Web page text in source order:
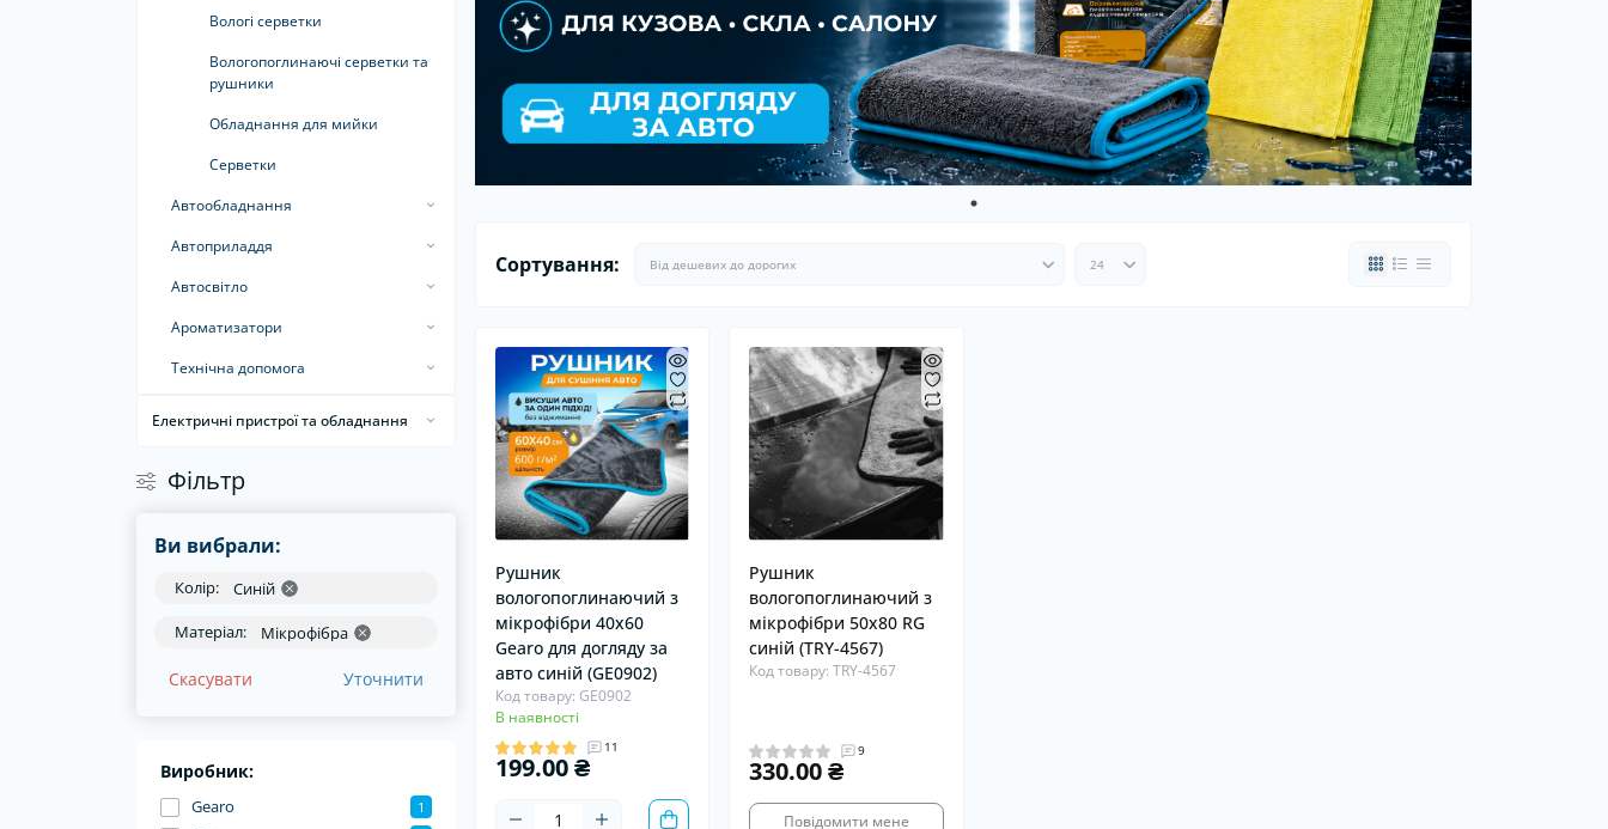
Світлодіодні автолампи
Ароматизатори в машину
Ароматизатори для дому та
офісу
Герметики шин
Пуско-зарядні пристрої
Стартові дроти
Вологі серветки
Вологопоглинаючі серветки та
рушники
Обладнання для мийки
Серветки
Автообладнання
Автопилососи
Насоси
Склоочисники
Хомути для пильовиків
Автоприладдя
Автошторки
Автосвітло
Ароматизатори
Ароматизатори в машину
Технічна допомога
Стартові дроти
Електричні пристрої та обладнання
Автохолодильники
Фiльтр
Ви вибрали:
Колір: Синій
Матеріал: Мікрофібра
Скасувати Уточнити
Виробник:
Gearo 1
Сортування:
Рушник
вологопоглинаючий з
мікрофібри 40x60
Gearo для догляду за
авто синій (GE0902)
Код товару: GE0902
В наявності
11
199.00 ₴
Рушник
вологопоглинаючий з
мікрофібри 50x80 RG
синій (TRY-4567)
Код товару: TRY-4567
9
330.00 ₴
Повідомити мене